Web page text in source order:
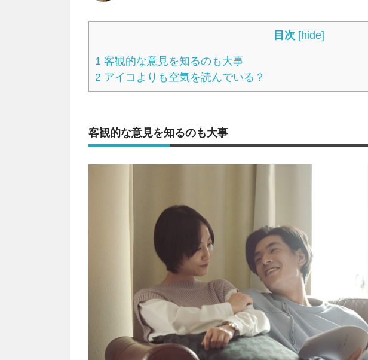
目次 [hide]
1 客観的な意見を知るのも大事
2 アイコよりも空気を読んでいる？
客観的な意見を知るのも大事